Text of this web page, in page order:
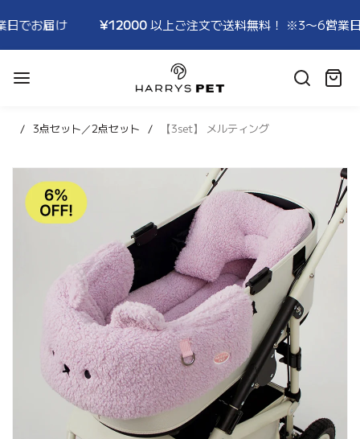
¥12000 以上ご注文で送料無料！ ※3〜6営業日でお届け
HARRYSPET
カ
3点セット／2点セット 【3set】 メルティング